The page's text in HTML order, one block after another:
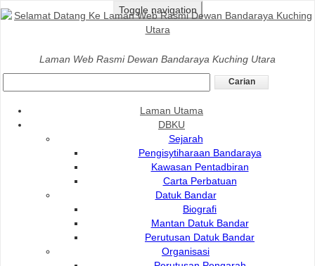
Toggle navigation
Laman Web Rasmi Dewan Bandaraya Kuching Utara
Laman Utama
DBKU
Sejarah
Pengisytiharaan Bandaraya
Kawasan Pentadbiran
Carta Perbatuan
Datuk Bandar
Biografi
Mantan Datuk Bandar
Perutusan Datuk Bandar
Organisasi
Laman Utama>DBKU >Direktori Pegawai Atasan